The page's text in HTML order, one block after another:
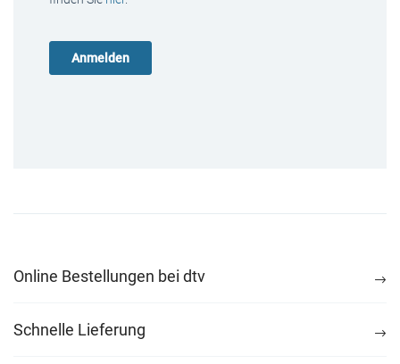
Online Bestellungen bei dtv
Schnelle Lieferung